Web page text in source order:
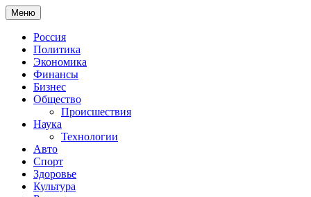
Меню
Россия
Политика
Экономика
Финансы
Бизнес
Общество
Происшествия
Наука
Технологии
Авто
Спорт
Здоровье
Культура